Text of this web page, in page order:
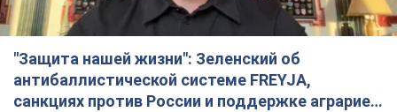
"Защита нашей жизни": Зеленский об
антибаллистической системе FREYJA,
санкциях против России и поддержке аграриев.